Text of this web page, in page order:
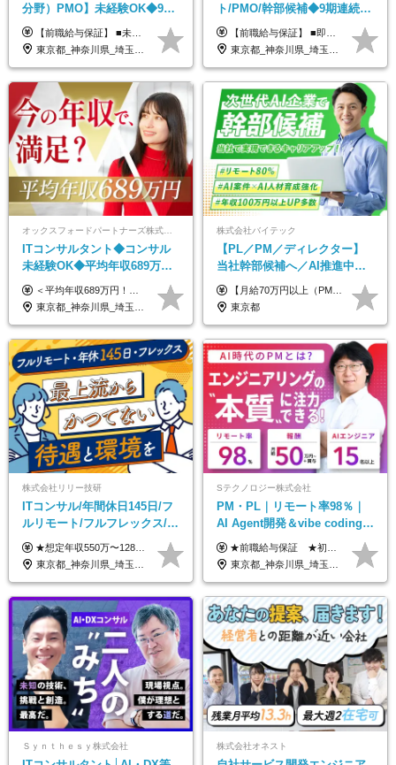
分野）PMO】未経験OK◆9期
連続大幅増益！AI企業へ進化
中◆ポジション多数
【前職給与保証】 ■未経験者： 月給30万円～35万円 ■ローキャリア（経験目安1年程度）： 月給35万円～40万円 ■経験者（経験目安3年以上）： 月給40万円～60万円 ■即戦力（経験目安5年以上）： 月給45万円～80万円 ※上記金額には固定残業代30時間分 【未経験者5万5000円～7万3000円、 ローキャリア6万4000円～7万3000円、 経験者5万8000円～10万9000円、 即戦力8万2000円～14万5000円】を含みます。 ※30時間を超える場合は追加で全額支給します。 ※経験・能力・前職給与などを総合的に評価したうえでご納得いただけるよう個別決定。 未経験者の場合、前職給与とポテンシャルを査定のうえ決定いたします。 ※日本国内でのIT業界経験、または同等の実務経験と能力に応じて決定します。 ※前職給与は日本円かつ、日本国内での実績に基づき評価します。 【納得の評価システム】 ★クォーター毎に査定する評価制度導入！ 明確な評価基準で翌年度年収を上げましょう！ ★評価対象期間に在籍中のほとんどの社員が昇給し 年収アップを実現しています！ ★様々なインセンティブ制度を用意し多角的に正当評価しています！ ※試用期間6カ月（期間中の待遇等に差異なし）
東京都_神奈川県_埼玉県_千葉県
ト/PMO/幹部候補◆9期連続大
幅増益！10期目の成長＋安定
性【前給保証】
【前職給与保証】 ■即戦力（経験目安5年以上）： 月給45万円～80万円 ■経験者（経験目安3年以上）： 月給40万円～60万円 ■ローキャリア（経験目安1年程度）： 月給35万円～40万円 ■未経験者： 月給30万円～35万円 ※上記金額には固定残業代30時間分 【未経験者5万5000円～7万3000円、 ローキャリア6万4000円～7万3000円、 経験者5万8000円～10万9000円、 即戦力8万2000円～14万5000円】を含みます。 ※30時間を超える場合は追加で全額支給します。 ※経験・能力・前職給与などを総合的に評価したうえでご納得いただけるよう個別決定。 未経験者の場合、前職給与とポテンシャルを査定のうえ決定いたします。 ※日本国内でのIT業界経験、または同等の実務経験と能力に応じて決定します。 ※前職給与は日本円かつ、日本国内での実績に基づき評価します。 【納得の評価システム】 ★クォーター毎に査定する評価制度導入！ 明確な評価基準で翌年度年収を上げましょう！ ★評価対象期間に在籍中のほとんどの社員が昇給し 年収アップを実現しています！ ★様々なインセンティブ制度を用意し多角的に正当評価しています！ ※試用期間6カ月（期間中の待遇等に差異なし）
東京都_神奈川県_埼玉県_千葉県
オックスフォードパートナーズ株式会社
ITコンサルタント◆コンサル
未経験OK◆平均年収689万円
◆業界屈指の営業力でサポー
ト◆フルリモート可
＜平均年収689万円！！＞ ☆前給保証以上☆案件待機期間も給与保証あり☆ 月給40万円～150万円（固定残業代含む） ※経験や能力を考慮し決定します ※試用期間6ヶ月あり。条件や待遇に差異はありません ※上記には固定残業代（30時間分／7万6000円～）が含まれています。 ※超過分は時間外手当を別途支給。 【実際の給与例】 野原さん（35歳）※前職年収480万円 （Java／C#エンジニア ⇒ 業務系システム開発 ⇒ 要件定義・業務分析 ⇒ ITコンサル案件へ参画） ▼620万円（入社初年度） ・Web系業務システム開発（Java、C#） ・ 顧客折衝や開発チームとの調整 ・ 既存システムの改修・機能追加案件に従事 ▼780万円（入社2年目） ・ 金融機関向け業務系システムの要件定義・設計補助 ・ 開発チームと連携した業務分析・課題整理 ・小規模PMO支援案件への参画 ▼1,090万円（入社3年目） ・ 大手企業向けIT戦略・業務改革プロジェクトに参画 ・コンサルタントとして要件定義・業務改善提案・ベンダー調整を担当 ・ PMO／部分的PM業務も兼務し、上流工程での裁量を拡大
東京都_神奈川県_埼玉県_千葉県_大阪府_愛知県_北海道_青森県_岩手県_宮城県_秋田県_山形県_福島県_茨城県_栃木県_群馬県_新潟県_山梨県_長野県_富山県_石川県_福井県_静岡県_岐阜県_三重県_兵庫県_京都府_滋賀県_奈良県_和歌山県_広島県_岡山県_鳥取県_島根県_山口県_徳島県_香川県_愛媛県_高知県_福岡県_熊本県_佐賀県_長崎県_大分県_宮崎県_鹿児島県_沖縄県
株式会社バイテック
【PL／PM／ディレクター】
当社幹部候補へ／AI推進中！
目指せるAI人材／年収800万円
以上可／リモート80％
【月給70万円以上（PM）／想定年収840万円以上】 ★詳しくは下記をご参照ください！ ■SE/PL/テスト計画以降などの上流フェーズ 月給53万円以上 ※想定年収636万円以上 ■PM/ディレクター（管理職・幹部候補） 月給70万円以上 ※想定年収840万円以上 ※単価の変動により給与も随時更新（完全単価連動型） ※育成枠については個人の経験・能力を考慮し決定 ※超過勤務については別途残業手当を支給 【固定残業代について】 なし（残業代は、実際の労働時間に応じて別途全額支給）
東京都
株式会社リリー技研
ITコンサル/年間休日145日/フ
ルリモート/フルフレックス/残
業基本なし/全国からの応募
OK/特別休暇あり
★想定年収550万〜1289万円 ■契約社員 月給45.8万〜71.6万円 ★想定年収688万〜1611万円 ■正社員 月給57.3万〜89.5万円 ※給与は経験・スキルを考慮の上、決定します。 ※試用期間3ヶ月（その間の給与・待遇に差異はありません）期間は短縮の可能性あり ※残業代は別途全額支給します 【★評価について★】 弊社では、1〜7の7段階からなる等級制を導入しています。 【★昇給の仕組み★】 等級が1段階上がるごとに、基本給の25％に相当する額が昇給されます。 評価は年2回実施されるため、年に2回の昇給チャンスがあります。 頑張りが正当に評価される、透明性の高い制度です。
東京都_神奈川県_埼玉県_千葉県_大阪府_愛知県_北海道_青森県_岩手県_宮城県_秋田県_山形県_福島県_茨城県_栃木県_群馬県_新潟県_山梨県_長野県_富山県_石川県_福井県_静岡県_岐阜県_三重県_兵庫県_京都府_滋賀県_奈良県_和歌山県_広島県_岡山県_鳥取県_島根県_山口県_徳島県_香川県_愛媛県_高知県_福岡県_熊本県_佐賀県_長崎県_大分県_宮崎県_鹿児島県_沖縄県
Sテクノロジー株式会社
PM・PL｜リモート率98％｜
AI Agent開発＆vibe coding｜
AIエンジニアチームをリード
★前職給与保証 ★初年度年収700～800万円も可能 月給50万円～90万円＋賞与年2回＋各種手当 ◎スキルや経験などを考慮。前職から給与アップをお約束します！ ◎上記月給には固定残業代30時間分(95000円～)を含みます。超過した場合は追加支給します ◎試用期間は6ヵ月あり。その間の給与・待遇に差異はありません
東京都_神奈川県_埼玉県_千葉県_大阪府_愛知県_北海道_青森県_岩手県_宮城県_秋田県_山形県_福島県_茨城県_栃木県_群馬県_新潟県_山梨県_長野県_富山県_石川県_福井県_静岡県_岐阜県_三重県_兵庫県_京都府_滋賀県_奈良県_和歌山県_広島県_岡山県_鳥取県_島根県_山口県_徳島県_香川県_愛媛県_高知県_福岡県_熊本県_佐賀県_長崎県_大分県_宮崎県_鹿児島県_沖縄県
Ｓｙｎｔｈｅｓｙ株式会社 株式会社オネスト